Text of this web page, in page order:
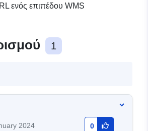
ενός επιπέδου WMS
1
2024 0